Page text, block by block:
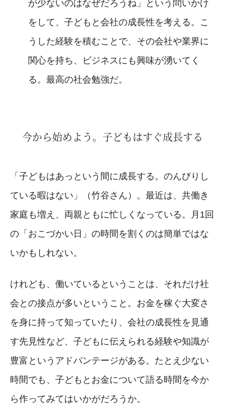
が少ないのはなぜだろうね」という問いかけ
をして、子どもと会社の成長性を考える。こ
うした経験を積むことで、その会社や業界に
関心を持ち、ビジネスにも興味が湧いてく
る。最高の社会勉強だ。
今から始めよう。子どもはすぐ成長する
「子どもはあっという間に成長する。のんびりし
ている暇はない」（竹谷さん）。最近は、共働き
家庭も増え、両親ともに忙しくなっている。月1回
の「おこづかい日」の時間を割くのは簡単ではな
いかもしれない。
けれども、働いているということは、それだけ社
会との接点が多いということ。お金を稼ぐ大変さ
を身に持って知っていたり、会社の成長性を見通
す先見性など、子どもに伝えられる経験や知識が
豊富というアドバンテージがある。たとえ少ない
時間でも、子どもとお金について語る時間を今か
ら作ってみてはいかがだろうか。